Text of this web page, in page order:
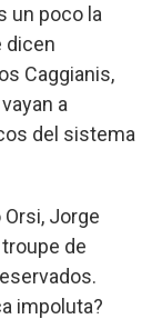
un poco la
dicen
Caggianis,
a
del sistema
Jorge
de
impoluta?